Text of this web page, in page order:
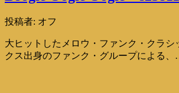
投稿者: オフ
大ヒットしたメロウ・ファンク・クラシ
クス出身のファンク・グループによる